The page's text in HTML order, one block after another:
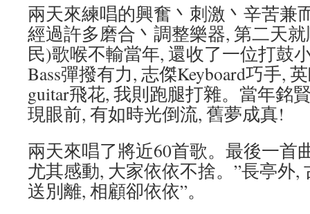
兩天來練唱的興奮丶刺激丶辛苦兼
經過許多磨合丶調整樂器, 第二天
民)歌喉不輸當年, 還收了一位打鼓
Bass彈撥有力, 志傑Keyboard巧手,
guitar飛花, 我則跑腿打雜。當年銘
現眼前, 有如時光倒流, 舊夢成真!
兩天來唱了將近60首歌。最後一首
尤其感動, 大家依依不捨。”長亭外
送別離, 相顧卻依依”。